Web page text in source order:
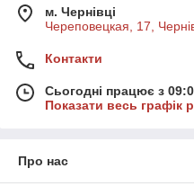
м. Чернівці
Череповецкая, 17,
Контакти
Сьогодні працює з
Показати весь графік
Про нас